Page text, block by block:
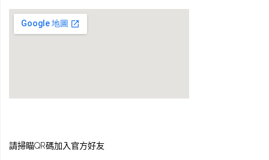
請掃瞄QR碼加入官方好友